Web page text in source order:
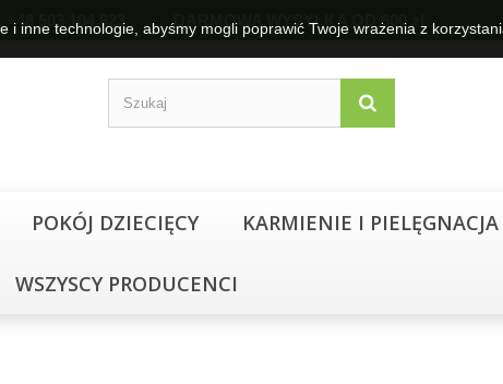
+48 503 104 623 DARMOWA WYSYŁKA OD 600 zł
POKÓJ DZIECIĘCY KARMIENIE I PIELĘGNACJA
WSZYSCY PRODUCENCI
i inne technologie, abyśmy mogli poprawić Twoje wrażenia z